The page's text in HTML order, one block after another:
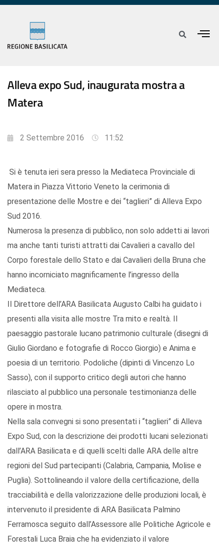
Alleva expo Sud, inaugurata mostra a
Matera
2 Settembre 2016 11:52
Si è tenuta ieri sera presso la Mediateca Provinciale di
Matera in Piazza Vittorio Veneto la cerimonia di
presentazione delle Mostre e dei “taglieri” di Alleva Expo
Sud 2016.
Numerosa la presenza di pubblico, non solo addetti ai lavori
ma anche tanti turisti attratti dai Cavalieri a cavallo del
Corpo forestale dello Stato e dai Cavalieri della Bruna che
hanno incorniciato magnificamente l’ingresso della
Mediateca.
Il Direttore dell’ARA Basilicata Augusto Calbi ha guidato i
presenti alla visita alle mostre Tra mito e realtà. Il
paesaggio pastorale lucano patrimonio culturale (disegni di
Giulio Giordano e fotografie di Rocco Giorgio) e Anima e
poesia di un territorio. Podoliche (dipinti di Vincenzo Lo
Sasso), con il supporto critico degli autori che hanno
rilasciato al pubblico una personale testimonianza delle
opere in mostra.
Nella sala convegni si sono presentati i “taglieri” di Alleva
Expo Sud, con la descrizione dei prodotti lucani selezionati
dall’ARA Basilicata e di quelli scelti dalle ARA delle altre
regioni del Sud partecipanti (Calabria, Campania, Molise e
Puglia). Sottolineando il valore della certificazione, della
tracciabilità e della valorizzazione delle produzioni locali, è
intervenuto il presidente di ARA Basilicata Palmino
Ferramosca seguito dall’Assessore alle Politiche Agricole e
Forestali Luca Braia che ha evidenziato il valore